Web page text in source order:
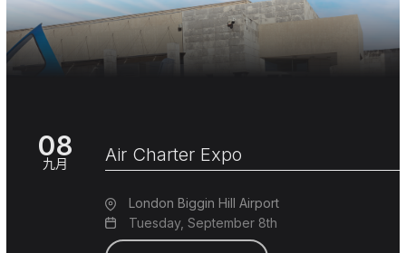
08
九月 Air Charter Expo
London Biggin Hill Airport
Tuesday, September 8th